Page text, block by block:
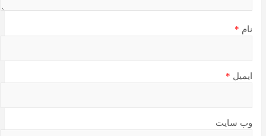
نام *
ایمیل *
وب‌ سایت